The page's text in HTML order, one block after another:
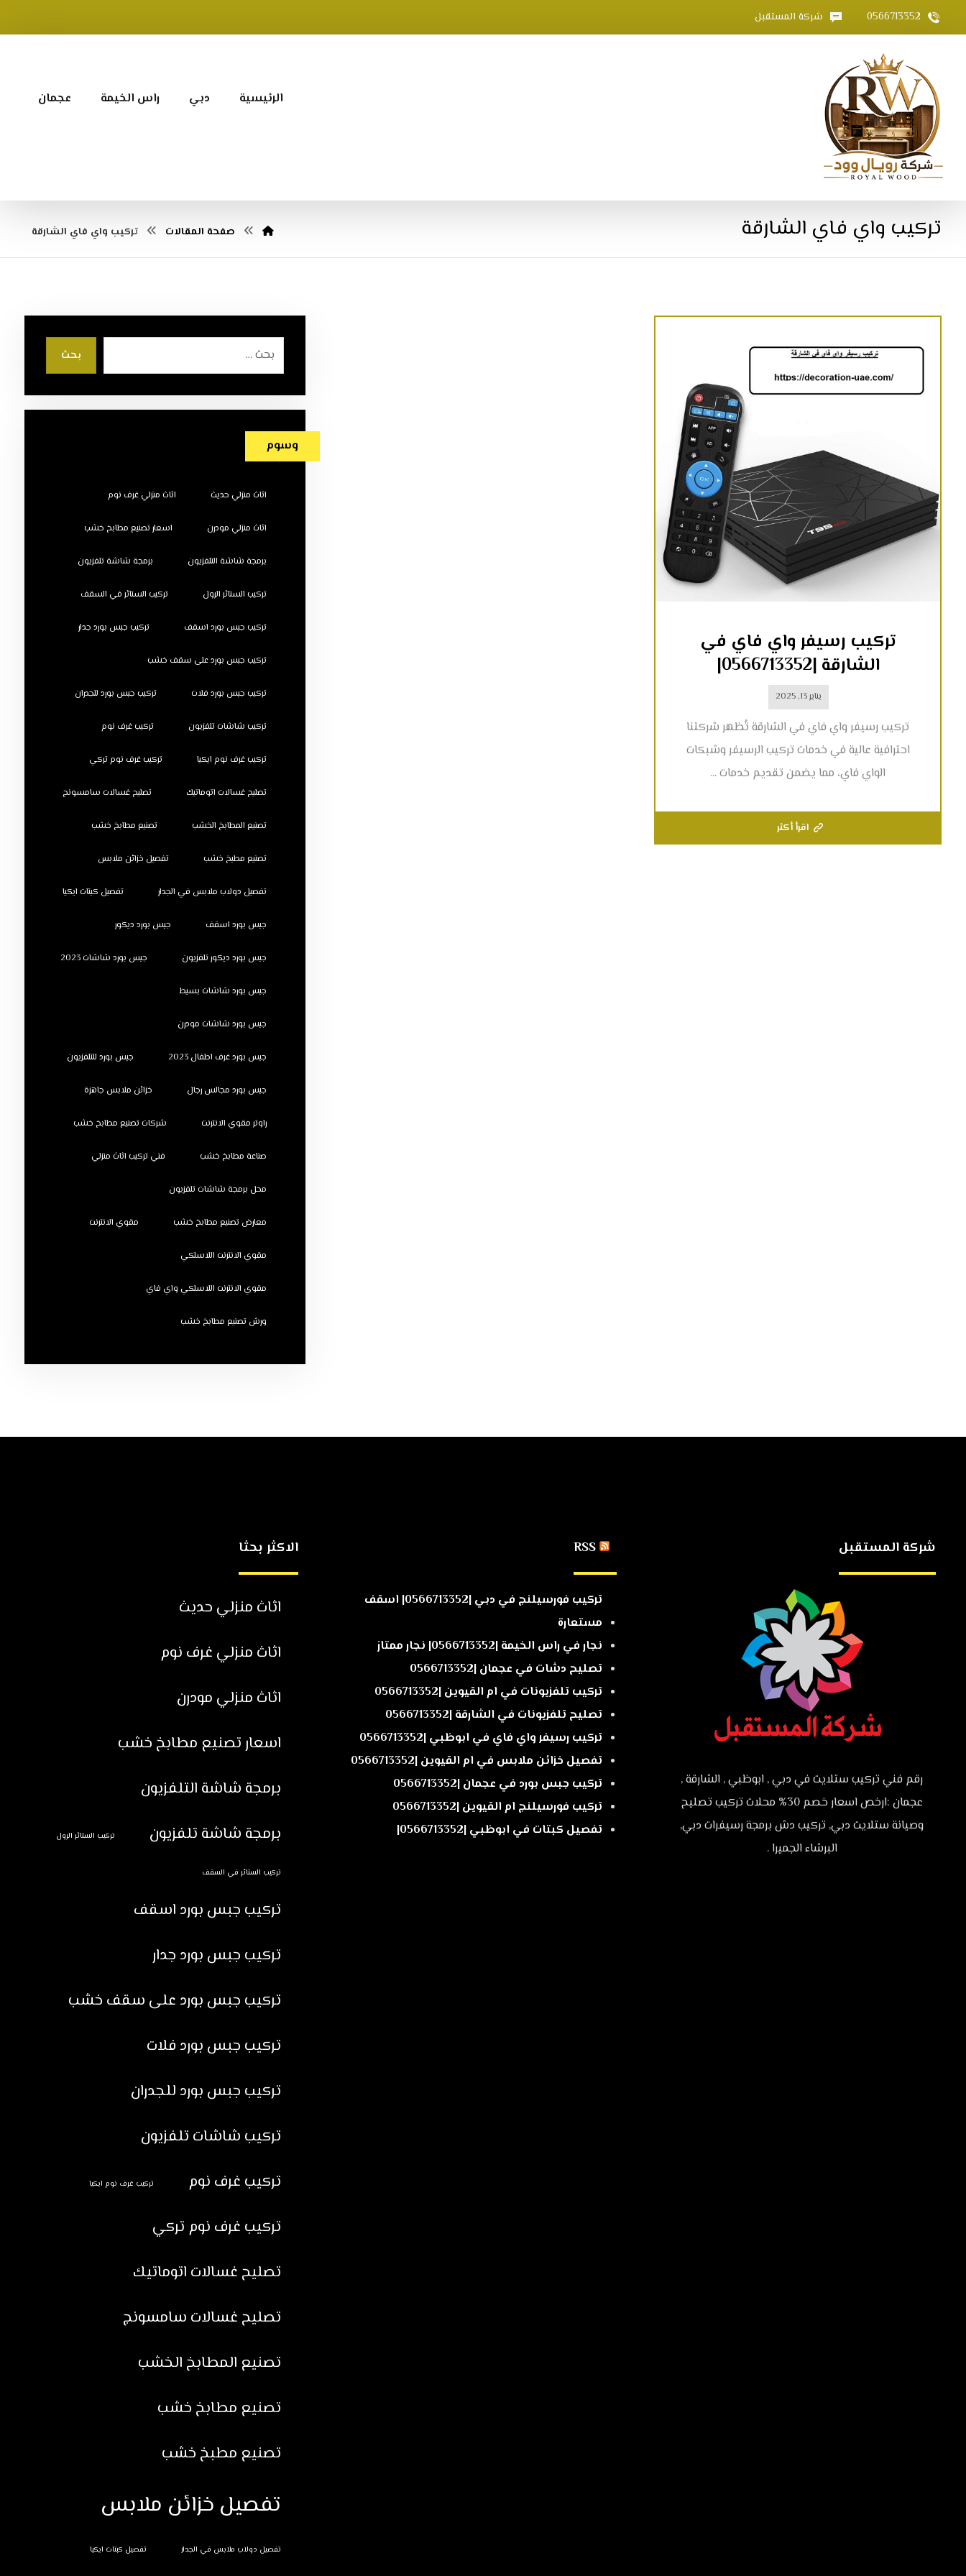
0566713352 شركة المستقبل
الرئيسية دبي راس الخيمة عجمان
تركيب واي فاي الشارقة صفحة المقالات تركيب واي فاي الشارقة
تركيب رسيفر واي فاي في
الشارقة |0566713352|
يناير 13, 2025
تركيب رسيفر واي فاي في الشارقة تُظهر شركتنا
احترافية عالية في خدمات تركيب الرسيفر وشبكات
الواي فاي، مما يضمن تقديم خدمات ...
اقرأ أكثر
بحث
وسوم
اثاث منزلي حديث اثاث منزلي غرف نوم
اثاث منزلي مودرن اسعار تصنيع مطابخ خشب
برمجة شاشة التلفزيون برمجة شاشة تلفزيون
تركيب الستائر الرول تركيب الستائر في السقف
تركيب جبس بورد اسقف تركيب جبس بورد جدار
تركيب جبس بورد على سقف خشب
تركيب جبس بورد فلات تركيب جبس بورد للجدران
تركيب شاشات تلفزيون تركيب غرف نوم
تركيب غرف نوم ايكيا تركيب غرف نوم تركي
تصليح غسالات اتوماتيك تصليح غسالات سامسونج
تصنيع المطابخ الخشب تصنيع مطابخ خشب
تصنيع مطبخ خشب تفصيل خزائن ملابس
تفصيل دولاب ملابس في الجدار تفصيل كبتات ايكيا
جبس بورد اسقف جبس بورد ديكور
جبس بورد ديكور تلفزيون جبس بورد شاشات 2023
جبس بورد شاشات بسيط
جبس بورد شاشات مودرن
جبس بورد غرف اطفال 2023 جبس بورد للتلفزيون
جبس بورد مجالس رجال خزائن ملابس جاهزة
راوتر مقوي الانترنت شركات تصنيع مطابخ خشب
صناعة مطابخ خشب فني تركيب اثاث منزلي
محل برمجة شاشات تلفزيون
معارض تصنيع مطابخ خشب مقوي الانترنت
مقوي الانترنت اللاسلكي
مقوي الانترنت اللاسلكي واي فاي
ورش تصنيع مطابخ خشب
شركة المستقبل
رقم فني تركيب ستلايت في دبي , ابوظبي , الشارقة ,
عجمان :ارخص اسعار خصم 30% محلات تركيب تصليح
وصيانة ستلايت دبي, تركيب دش برمجة رسيفرات دبي,
البرشاء الجميرا .
RSS
تركيب فورسيلنج في دبي |0566713352| اسقف
مستعارة
نجار في راس الخيمة |0566713352| نجار ممتاز
تصليح دشات في عجمان |0566713352
تركيب تلفزيونات في ام القيوين |0566713352
تصليح تلفزيونات في الشارقة |0566713352
تركيب رسيفر واي فاي في ابوظبي |0566713352
تفصيل خزائن ملابس في ام القيوين |0566713352
تركيب جبس بورد في عجمان |0566713352
تركيب فورسيلنج ام القيوين |0566713352
تفصيل كبتات في ابوظبي |0566713352|
الاكثر بحثا
اثاث منزلي حديث
اثاث منزلي غرف نوم
اثاث منزلي مودرن
اسعار تصنيع مطابخ خشب
برمجة شاشة التلفزيون
برمجة شاشة تلفزيون
تركيب الستائر الرول
تركيب الستائر في السقف
تركيب جبس بورد اسقف
تركيب جبس بورد جدار
تركيب جبس بورد على سقف خشب
تركيب جبس بورد فلات
تركيب جبس بورد للجدران
تركيب شاشات تلفزيون
تركيب غرف نوم
تركيب غرف نوم ايكيا
تركيب غرف نوم تركي
تصليح غسالات اتوماتيك
تصليح غسالات سامسونج
تصنيع المطابخ الخشب
تصنيع مطابخ خشب
تصنيع مطبخ خشب
تفصيل خزائن ملابس
تفصيل دولاب ملابس في الجدار تفصيل كبتات ايكيا